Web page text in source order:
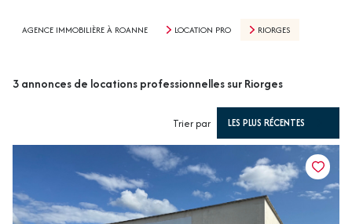
AGENCE IMMOBILIÈRE À ROANNE LOCATION PRO RIORGES
3annonces de locations professionnelles sur Riorges
Trier par LES PLUS RÉCENTES